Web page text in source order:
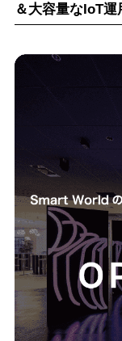
＆大容量なIoT運